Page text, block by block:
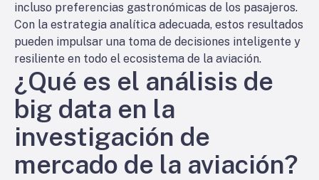
incluso preferencias gastronómicas de los pasajeros.
Con la estrategia analítica adecuada, estos resultados
pueden impulsar una toma de decisiones inteligente y
resiliente en todo el ecosistema de la aviación.
¿Qué es el análisis de
big data en la
investigación de
mercado de la aviación?